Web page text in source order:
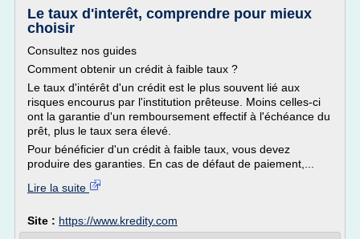
Le taux d'interêt, comprendre pour mieux
choisir
Consultez nos guides
Comment obtenir un crédit à faible taux ?
Le taux d'intérêt d'un crédit est le plus souvent lié aux
risques encourus par l'institution prêteuse. Moins celles-ci
ont la garantie d'un remboursement effectif à l'échéance du
prêt, plus le taux sera élevé.
Pour bénéficier d'un crédit à faible taux, vous devez
produire des garanties. En cas de défaut de paiement,...
Lire la suite
Site : https://www.kredity.com